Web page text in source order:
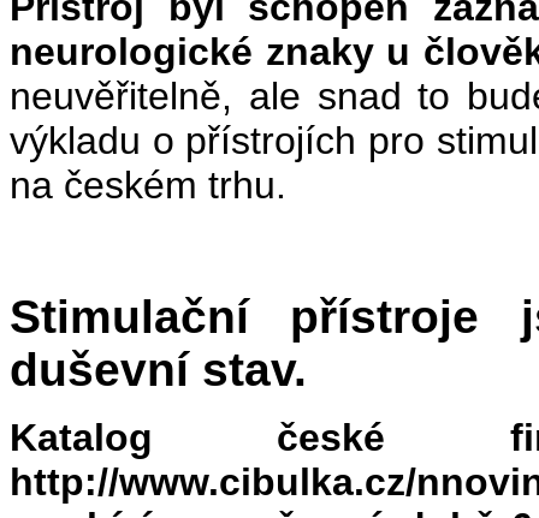
neurologické znaky u
neuvěřitelně, ale snad to
výkladu o přístrojích pro
na českém trhu.
Stimulační přístroje
duševní stav.
Katalog české
http://www.cibulka.cz/